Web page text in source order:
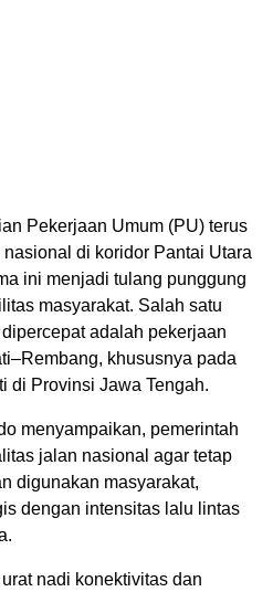
Pekerjaan Umum (PU) terus
di koridor Pantai Utara
ini menjadi tulang punggung
masyarakat. Salah satu
adalah pekerjaan
khususnya pada
di Provinsi Jawa Tengah.
menyampaikan, pemerintah
jalan nasional agar tetap
digunakan masyarakat,
dengan intensitas lalu lintas
nadi konektivitas dan